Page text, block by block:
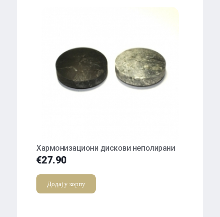
Хармонизациони дискови неполирани
€27.90
Додај у корпу